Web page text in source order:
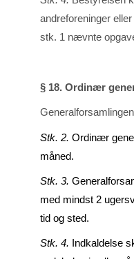
andreforeninger
stk. 1 nævnte
§ 18. Ordinær
Stk. 2. Ordinær
måned.
Stk. 3.
med mindst 2
tid og sted.
Stk. 4. Indkaldelse